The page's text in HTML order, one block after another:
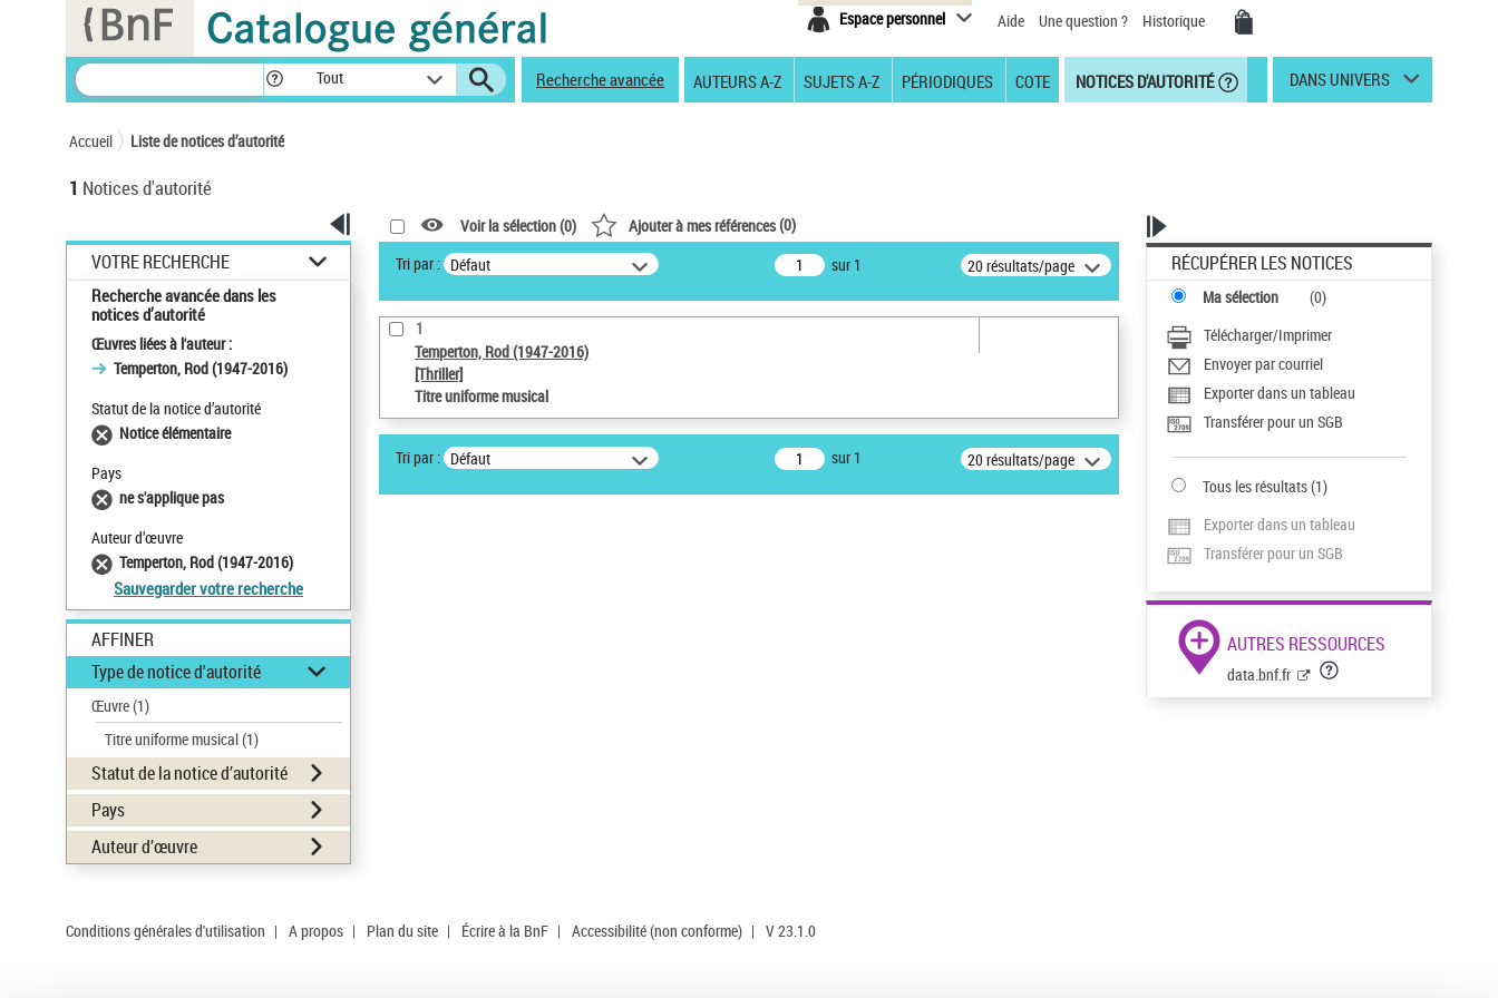
Espace personnel Aide Une question ? Historique
Tout Recherche avancée AUTEURS A-Z SUJETS A-Z PÉRIODIQUES COTE NOTICES D'AUTORITÉ DANS UNIVERS
Accueil Liste de notices d’autorité
1 Notices d'autorité
VOTRE RECHERCHE
Recherche avancée dans les
notices d’autorité
Œuvres liées à l'auteur :
Temperton, Rod (1947-2016)
Statut de la notice d’autorité
Notice élémentaire
Pays
ne s'applique pas
Auteur d’œuvre
Temperton, Rod (1947-2016)
Sauvegarder votre recherche
AFFINER
Type de notice d'autorité
Œuvre(1)
Titre uniforme musical(1)
Statut de la notice d’autorité
Pays
Auteur d’œuvre
Voir la sélection (0) Ajouter à mes références(0)
Tri par : Défaut sur 1 20 résultats/page
1
Temperton, Rod (1947-2016)
[Thriller]
Titre uniforme musical
Tri par : Défaut sur 1 20 résultats/page
RÉCUPÉRER LES NOTICES
Ma sélection (0)
Télécharger/Imprimer
Envoyer par courriel
Exporter dans un tableau
Transférer pour un SGB
Tous les résultats(1)
Exporter dans un tableau
Transférer pour un SGB
AUTRES RESSOURCES
data.bnf.fr
Conditions générales d'utilisation | A propos | Plan du site | Écrire à la BnF | Accessibilité (non conforme) | V 23.1.0
Panneau de gestion des cookies